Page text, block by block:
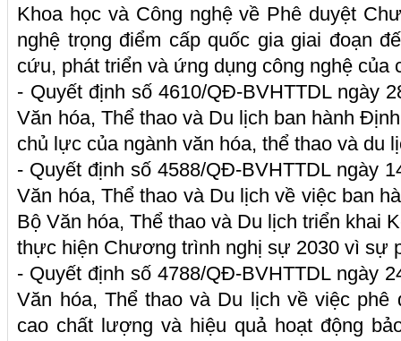
Khoa học và Công nghệ về Phê duyệt
nghệ trọng điểm cấp quốc gia giai đoạn
cứu, phát triển và ứng dụng công nghệ của
- Quyết định số 4610/QĐ-BVHTTDL ngày
Văn hóa, Thể thao và Du lịch ban hành
chủ lực của ngành văn hóa, thể thao và du
- Quyết định số 4588/QĐ-BVHTTDL ngày
Văn hóa, Thể thao và Du lịch về việc ban
Bộ Văn hóa, Thể thao và Du lịch triển khai
thực hiện Chương trình nghị sự 2030 vì sự
- Quyết định số 4788/QĐ-BVHTTDL ngày
Văn hóa, Thể thao và Du lịch về việc
cao chất lượng và hiệu quả hoạt động